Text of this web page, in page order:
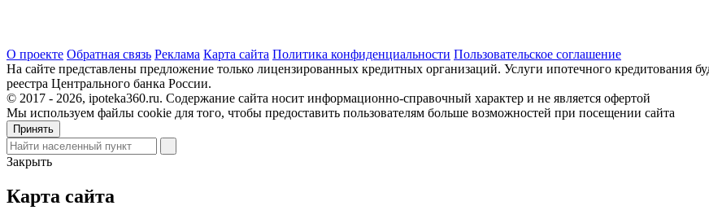
О проекте Обратная связь Реклама Карта сайта Политика конфиденциальности Пользовательское соглашение
На сайте представлены предложение только лицензированных кредитных организаций. Услуги ипотечного кредитования
реестра Центрального банка России.
© 2017 - 2026, ipoteka360.ru. Содержание сайта носит информационно-справочный характер и не является офертой
Мы используем файлы cookie для того, чтобы предоставить пользователям больше возможностей при посещении сайта
Принять
Закрыть
Карта сайта